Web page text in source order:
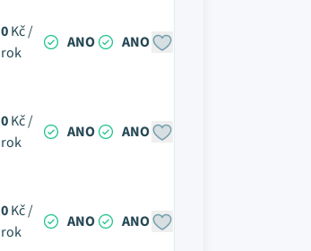
0Kč /
rok
ANO ANO
0Kč /
rok
ANO ANO
0Kč /
rok
ANO ANO